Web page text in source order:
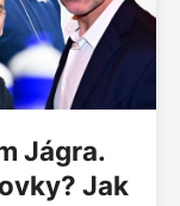
Jágra.
Jak